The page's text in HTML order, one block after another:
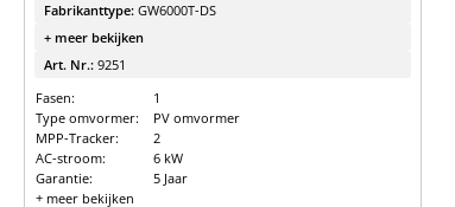
Fabrikanttype: GW6000T-DS
+ meer bekijken
Art. Nr.: 9251
Fasen:
1
Type omvormer:
PV omvormer
MPP-Tracker:
2
AC-stroom:
6 kW
Garantie:
5 Jaar
+ meer bekijken